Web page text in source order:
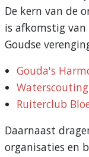
De kern van de
is afkomstig van
Goudse
Gouda's
Ruiterclub
Daarnaast
organisaties en